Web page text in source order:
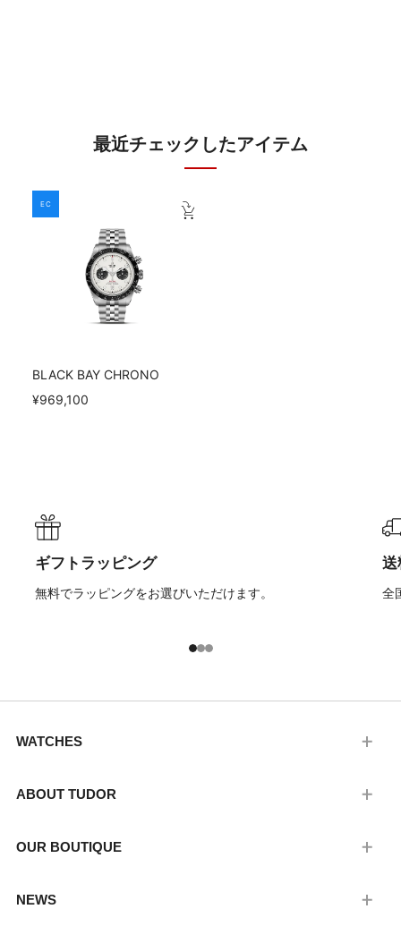
最近チェックしたアイテム
EC
BLACK BAY CHRONO
¥969,100
ギフトラッピング
無料でラッピングをお選びいただけます。
送
全
WATCHES
ABOUT TUDOR
OUR BOUTIQUE
NEWS